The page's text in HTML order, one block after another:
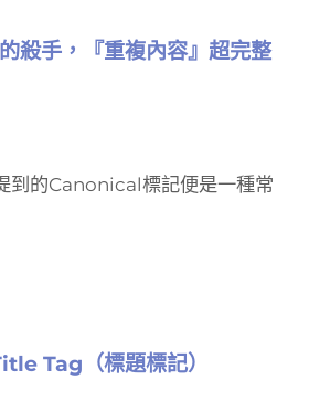
殺手，『重複內容』超完整
到的Canonical標記便是一種常
Tag（標題標記）